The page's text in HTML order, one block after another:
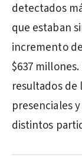
detectados
que estaban
incremento
$637
resultados de
presenciales
distintos